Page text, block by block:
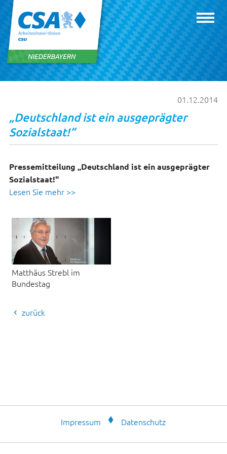
01.12.2014
„Deutschland ist ein ausgeprägter
Sozialstaat!“
Pressemitteilung „Deutschland ist ein ausgeprägter
Sozialstaat!"
Lesen Sie mehr >>
Matthäus Strebl im
Bundestag
zurück
Impressum Datenschutz